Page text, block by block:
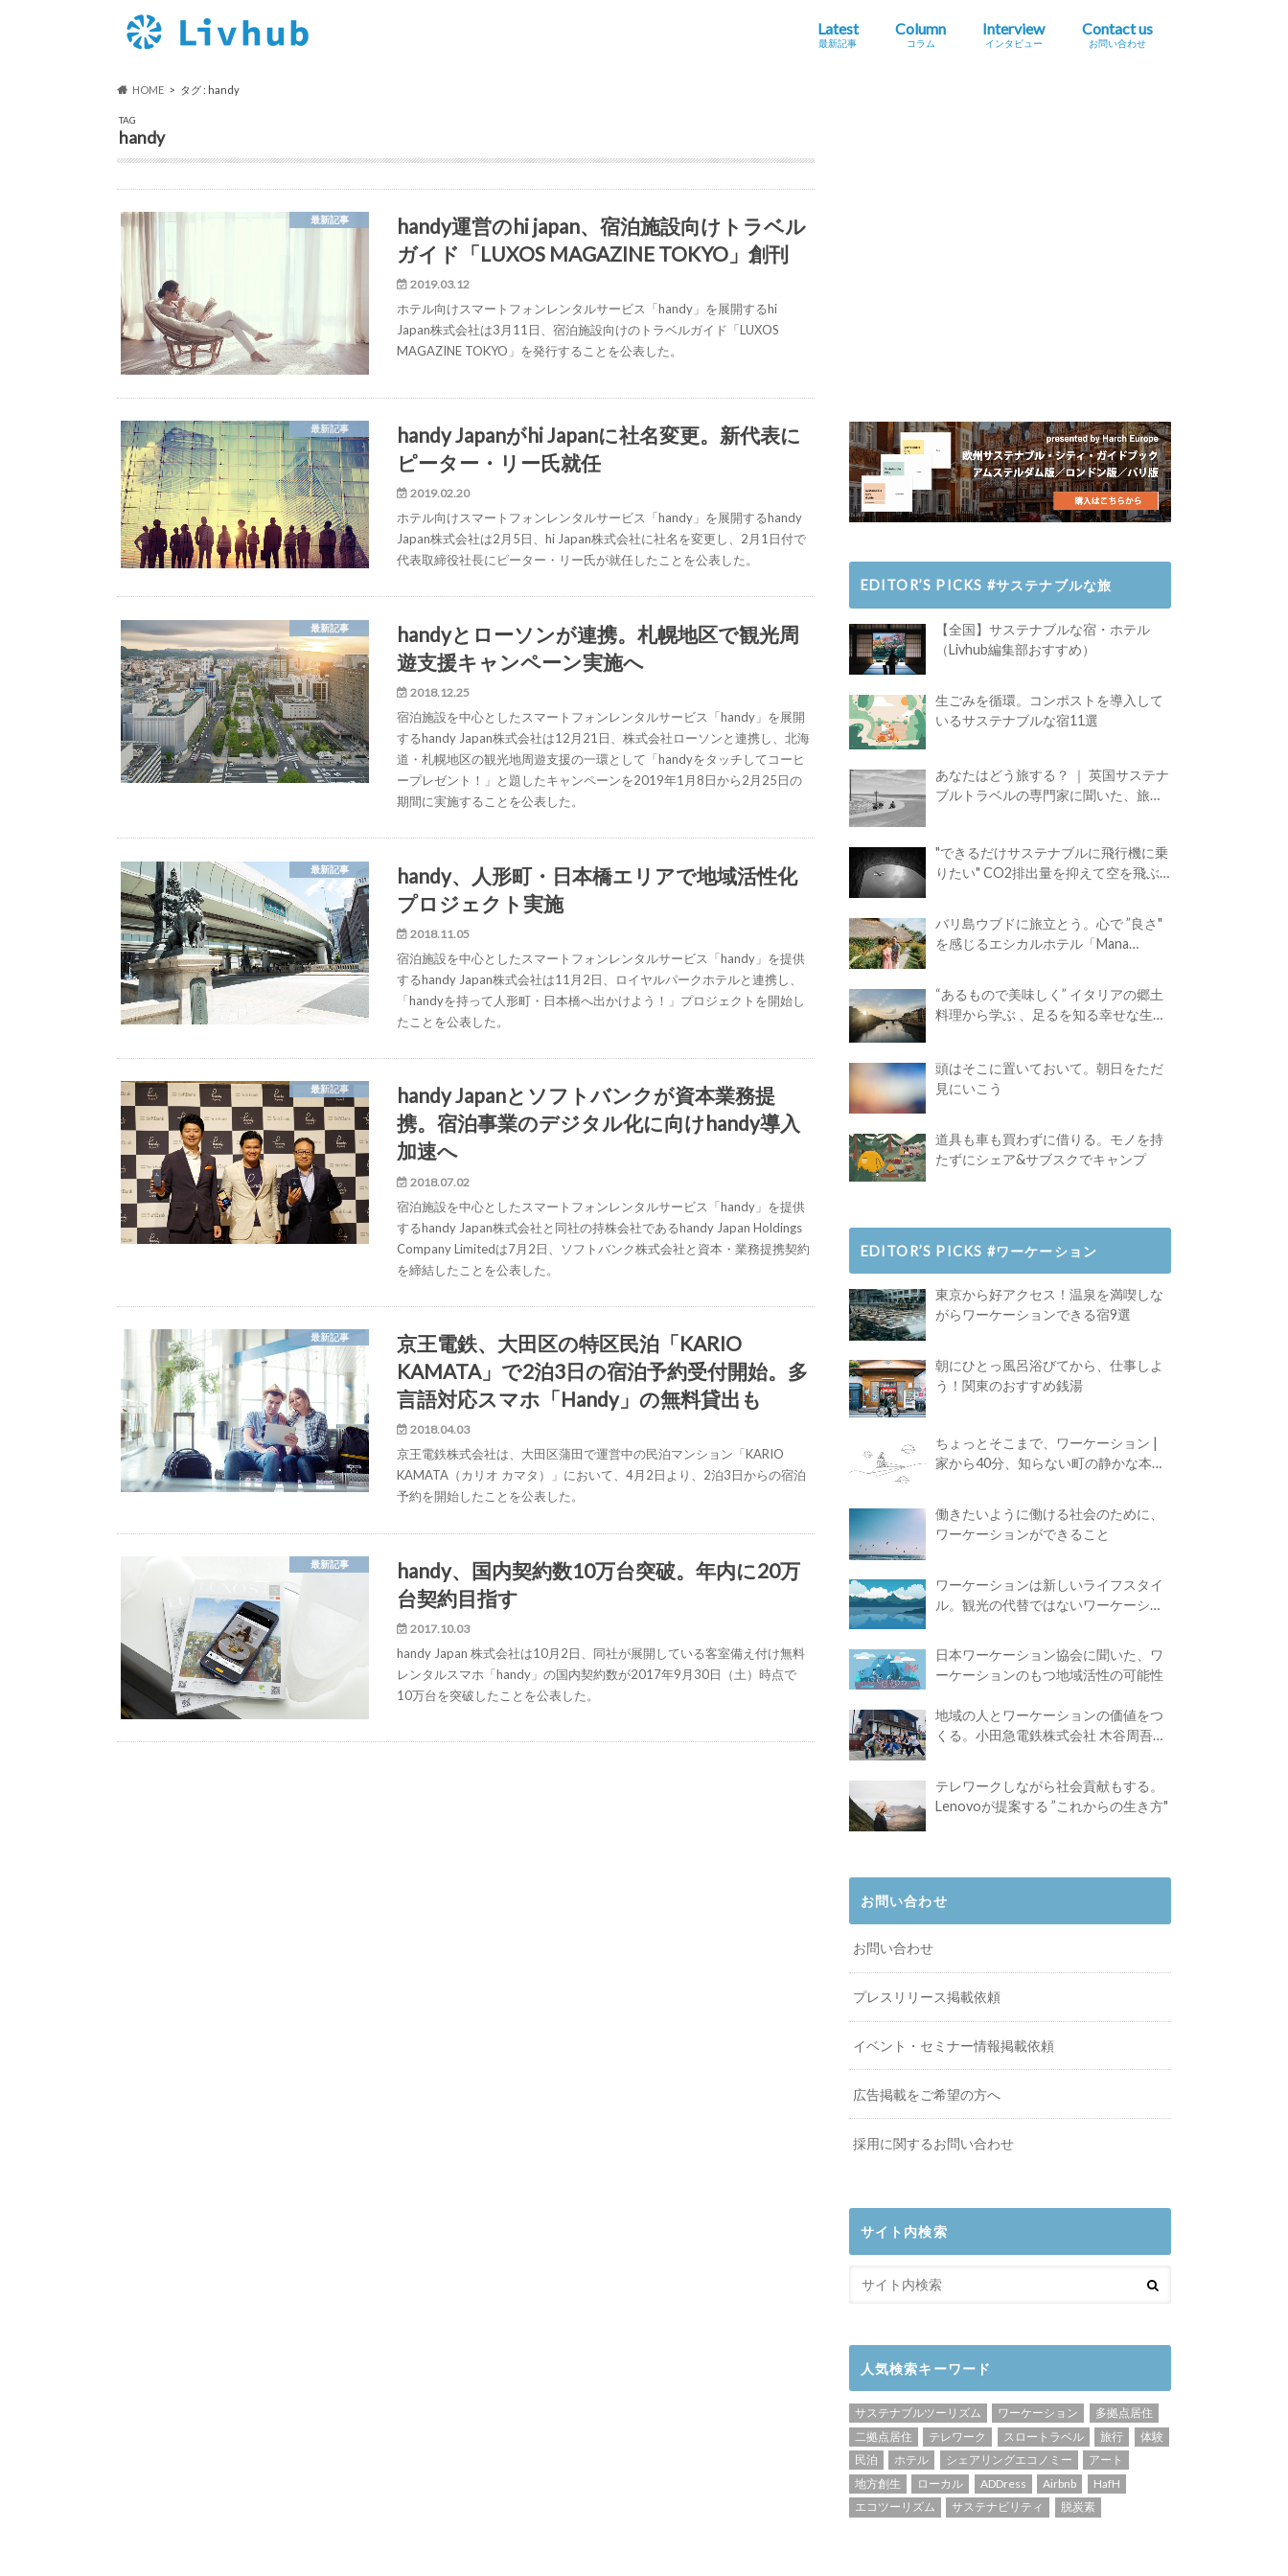
Latest
最新記事
Column
コラム
Interview
インタビュー
Contact us
お問い合わせ
HOME タグ : handy
TAG
handy
最新記事
handy運営のhi japan、宿泊施設向けトラベル
ガイド「LUXOS MAGAZINE TOKYO」創刊
2019.03.12
ホテル向けスマートフォンレンタルサービス「handy」を展開するhi
Japan株式会社は3月11日、宿泊施設向けのトラベルガイド「LUXOS
MAGAZINE TOKYO」を発行することを公表した。
最新記事
handy Japanがhi Japanに社名変更。新代表に
ピーター・リー氏就任
2019.02.20
ホテル向けスマートフォンレンタルサービス「handy」を展開するhandy
Japan株式会社は2月5日、hi Japan株式会社に社名を変更し、2月1日付で
代表取締役社長にピーター・リー氏が就任したことを公表した。
最新記事
handyとローソンが連携。札幌地区で観光周
遊支援キャンペーン実施へ
2018.12.25
宿泊施設を中心としたスマートフォンレンタルサービス「handy」を展開
するhandy Japan株式会社は12月21日、株式会社ローソンと連携し、北海
道・札幌地区の観光地周遊支援の一環として「handyをタッチしてコーヒ
ープレゼント！」と題したキャンペーンを2019年1月8日から2月25日の
期間に実施することを公表した。
最新記事
handy、人形町・日本橋エリアで地域活性化
プロジェクト実施
2018.11.05
宿泊施設を中心としたスマートフォンレンタルサービス「handy」を提供
するhandy Japan株式会社は11月2日、ロイヤルパークホテルと連携し、
「handyを持って人形町・日本橋へ出かけよう！」プロジェクトを開始し
たことを公表した。
最新記事
handy Japanとソフトバンクが資本業務提
携。宿泊事業のデジタル化に向けhandy導入
加速へ
2018.07.02
宿泊施設を中心としたスマートフォンレンタルサービス「handy」を提供
するhandy Japan株式会社と同社の持株会社であるhandy Japan Holdings
Company Limitedは7月2日、ソフトバンク株式会社と資本・業務提携契約
を締結したことを公表した。
最新記事
京王電鉄、大田区の特区民泊「KARIO
KAMATA」で2泊3日の宿泊予約受付開始。多
言語対応スマホ「Handy」の無料貸出も
2018.04.03
京王電鉄株式会社は、大田区蒲田で運営中の民泊マンション「KARIO
KAMATA（カリオ カマタ）」において、4月2日より、2泊3日からの宿泊
予約を開始したことを公表した。
最新記事
handy、国内契約数10万台突破。年内に20万
台契約目指す
2017.10.03
handy Japan 株式会社は10月2日、同社が展開している客室備え付け無料
レンタルスマホ「handy」の国内契約数が2017年9月30日（土）時点で
10万台を突破したことを公表した。
EDITOR’S PICKS #サステナブルな旅
【全国】サステナブルな宿・ホテル
（Livhub編集部おすすめ）
生ごみを循環。コンポストを導入して
いるサステナブルな宿11選
あなたはどう旅する？ ｜ 英国サステナ
ブルトラベルの専門家に聞いた、旅の
"できるだけサステナブルに飛行機に乗
りたい" CO2排出量を抑えて空を飛ぶ
バリ島ウブドに旅立とう。心で ”良さ"
を感じるエシカルホテル「Mana
“あるもので美味しく” イタリアの郷土
料理から学ぶ 、足るを知る幸せな生き
頭はそこに置いておいて。朝日をただ
見にいこう
道具も車も買わずに借りる。モノを持
たずにシェア&サブスクでキャンプ
EDITOR’S PICKS #ワーケーション
東京から好アクセス！温泉を満喫しな
がらワーケーションできる宿9選
朝にひとっ風呂浴びてから、仕事しよ
う！関東のおすすめ銭湯
ちょっとそこまで、ワーケーション |
家から40分、知らない町の静かな本屋
働きたいように働ける社会のために、
ワーケーションができること
ワーケーションは新しいライフスタイ
ル。観光の代替ではないワーケーショ
日本ワーケーション協会に聞いた、ワ
ーケーションのもつ地域活性の可能性
地域の人とワーケーションの価値をつ
くる。小田急電鉄株式会社 木谷周吾さ
テレワークしながら社会貢献もする。
Lenovoが提案する ”これからの生き方"
お問い合わせ
お問い合わせ
プレスリリース掲載依頼
イベント・セミナー情報掲載依頼
広告掲載をご希望の方へ
採用に関するお問い合わせ
サイト内検索
人気検索キーワード
サステナブルツーリズム ワーケーション
多拠点居住
二拠点居住
テレワーク スロートラベル 旅行
体験
民泊
ホテル シェアリングエコノミー
アート
地方創生
ローカル ADDress Airbnb
HafH
エコツーリズム
サステナビリティ 脱炭素